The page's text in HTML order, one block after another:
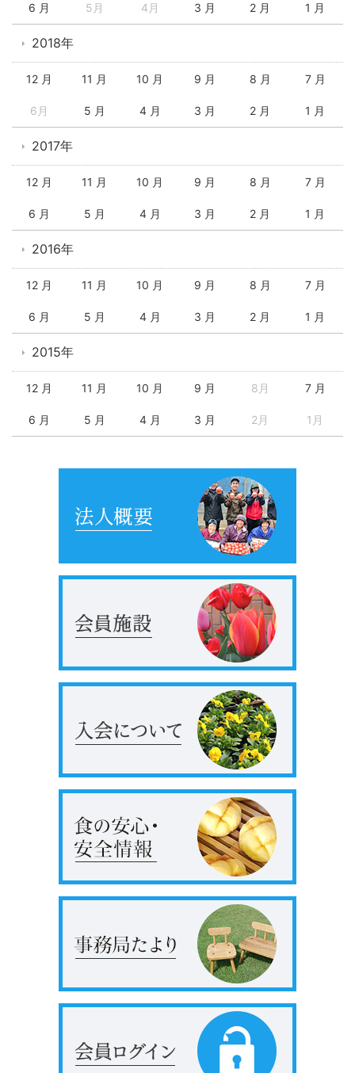
6 月 5月 4月 3 月 2 月 1 月
2018年
12 月 11 月 10 月 9 月 8 月 7 月
6月 5 月 4 月 3 月 2 月 1 月
2017年
12 月 11 月 10 月 9 月 8 月 7 月
6 月 5 月 4 月 3 月 2 月 1 月
2016年
12 月 11 月 10 月 9 月 8 月 7 月
6 月 5 月 4 月 3 月 2 月 1 月
2015年
12 月 11 月 10 月 9 月 8月 7 月
6 月 5 月 4 月 3 月 2月 1月